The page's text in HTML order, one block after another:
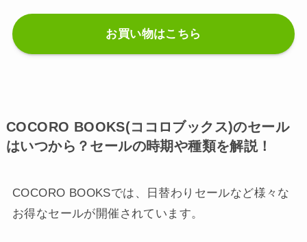
お買い物はこちら
COCORO BOOKS(ココロブックス)のセール
はいつから？セールの時期や種類を解説！
COCORO BOOKSでは、日替わりセールなど様々な
お得なセールが開催されています。